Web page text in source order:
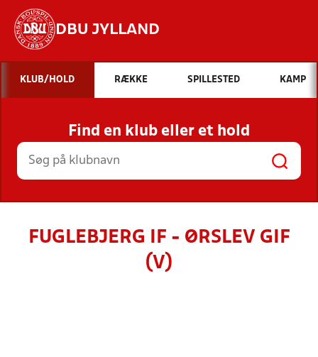
DBU JYLLAND
Hvad vil du søge efter?
INDHOLD OG NYHEDER
STILLINGER, RESULTATER, KLUBBER OG
HOLD
KLUB/HOLD RÆKKE SPILLESTED KAMP
Find en klub eller et hold
FUGLEBJERG IF - ØRSLEV GIF
(V)